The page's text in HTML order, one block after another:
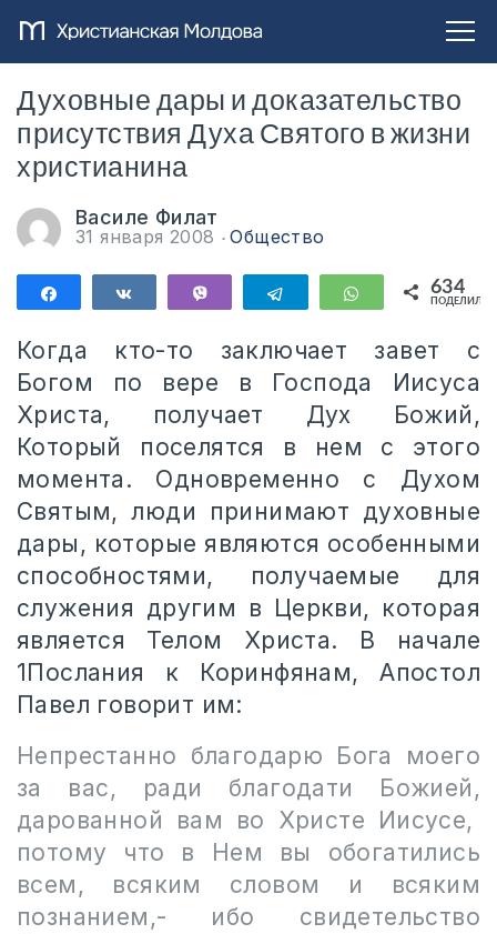
Духовные дары и доказательство
присутствия Духа Святого в жизни
христианина
Василе Филат
31 января 2008 Общество
ПоделитьсяПоделиться Telegram WhatsApp
634
Когда кто-то заключает завет с
Богом по вере в Господа Иисуса
Христа, получает Дух Божий,
Который поселятся в нем с этого
момента. Одновременно с Духом
Святым, люди принимают духовные
дары, которые являются особенными
способностями, получаемые для
служения другим в Церкви, которая
является Телом Христа. В начале
1Послания к Коринфянам, Апостол
Павел говорит им:
Непрестанно благодарю Бога моего
за вас, ради благодати Божией,
дарованной вам во Христе Иисусе,
потому что в Нем вы обогатились
всем, всяким словом и всяким
познанием,- ибо свидетельство